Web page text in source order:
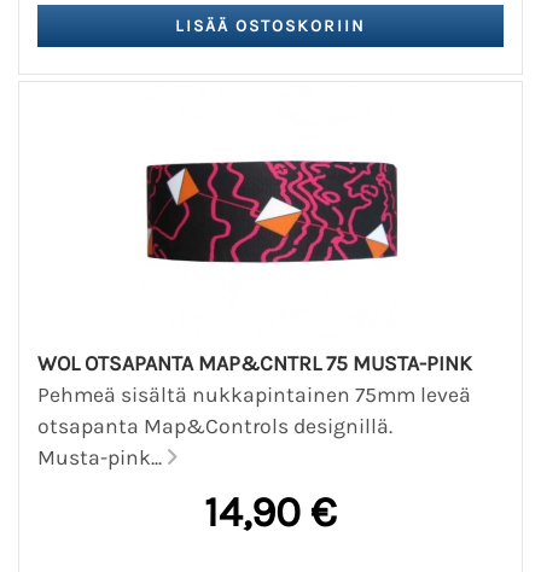
WOL OTSAPANTA MAP&CNTRL 75 MUSTA-PINK
Pehmeä sisältä nukkapintainen 75mm leveä
otsapanta Map&Controls designillä.
Musta-pink...
14,90 €